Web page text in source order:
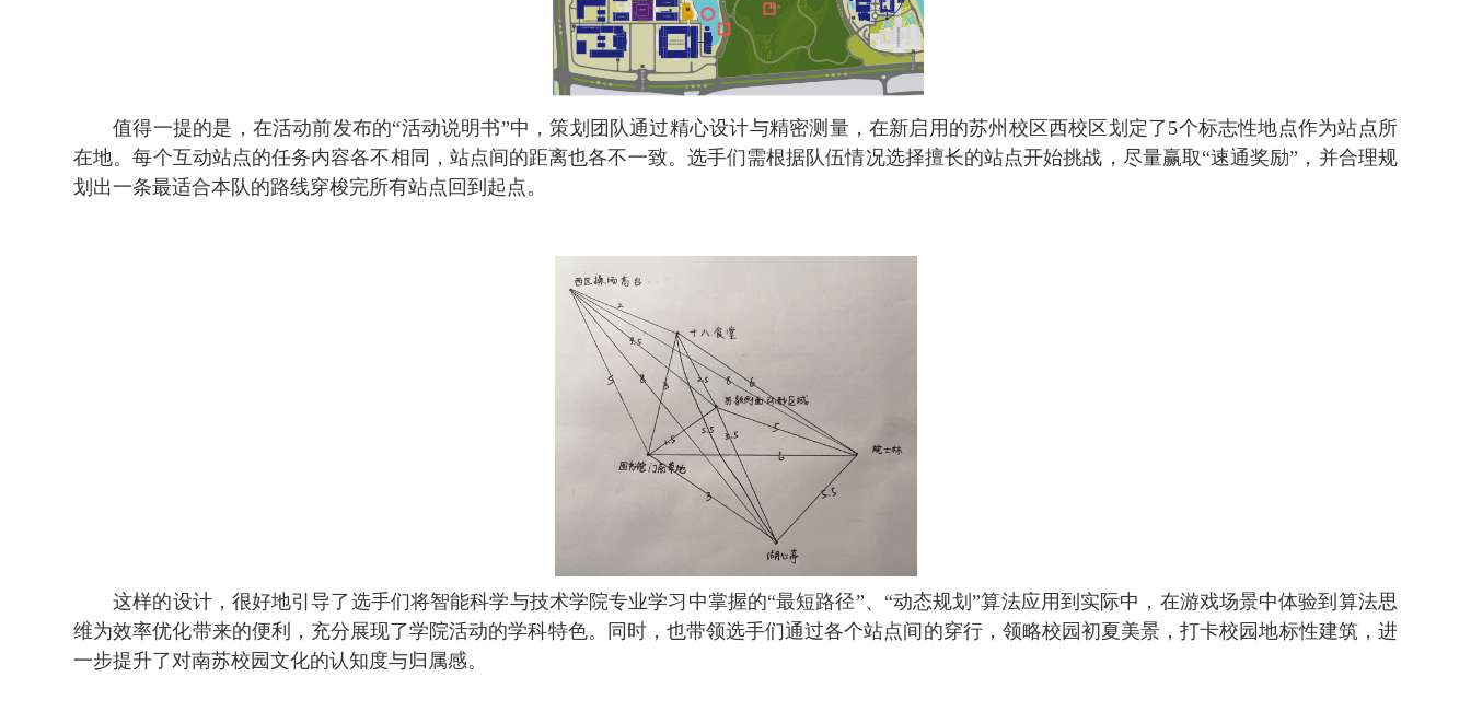
值得一提的是，在活动前发布的“活动说明书”中，策划团队通过精心设计与精密测量，在新启用的苏州校区西校区划定了5个标志性地点作为站点所
在地。每个互动站点的任务内容各不相同，站点间的距离也各不一致。选手们需根据队伍情况选择擅长的站点开始挑战，尽量赢取“速通奖励”，并合理规
划出一条最适合本队的路线穿梭完所有站点回到起点。
这样的设计，很好地引导了选手们将智能科学与技术学院专业学习中掌握的“最短路径”、“动态规划”算法应用到实际中，在游戏场景中体验到算法思
维为效率优化带来的便利，充分展现了学院活动的学科特色。同时，也带领选手们通过各个站点间的穿行，领略校园初夏美景，打卡校园地标性建筑，进
一步提升了对南苏校园文化的认知度与归属感。